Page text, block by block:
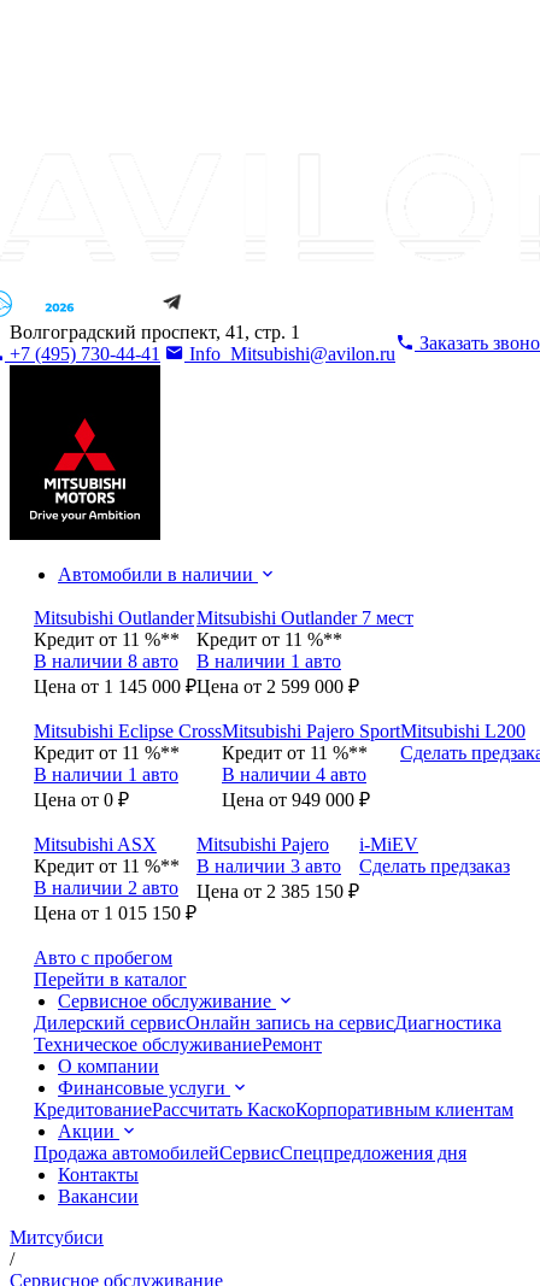
Волгоградский проспект, 41, стр. 1
+7 (495) 730-44-41
Info_Mitsubishi@avilon.ru
Заказать
Автомобили в наличии
Mitsubishi Outlander
Кредит от 11 %**
В наличии 8 авто
Цена от 1 145 000 ₽
Mitsubishi Outlander 7 мест
Кредит от 11 %**
В наличии 1 авто
Цена от 2 599 000 ₽
Mitsubishi Eclipse Cross
Кредит от 11 %**
В наличии 1 авто
Цена от 0 ₽
Mitsubishi Pajero Sport
Кредит от 11 %**
В наличии 4 авто
Цена от 949 000 ₽
Mitsubishi L200
Сделать
Mitsubishi ASX
Кредит от 11 %**
В наличии 2 авто
Цена от 1 015 150 ₽
Mitsubishi Pajero
В наличии 3 авто
Цена от 2 385 150 ₽
i-MiEV
Сделать предзаказ
Авто с пробегом
Перейти в каталог
Сервисное обслуживание
Дилерский сервисОнлайн запись на сервисДиагностика
Техническое обслуживаниеРемонт
О компании
Финансовые услуги
КредитованиеРассчитать КаскоКорпоративным клиентам
Акции
Продажа автомобилейСервисСпецпредложения дня
Контакты
Вакансии
Митсубиси
/
Сервисное обслуживание